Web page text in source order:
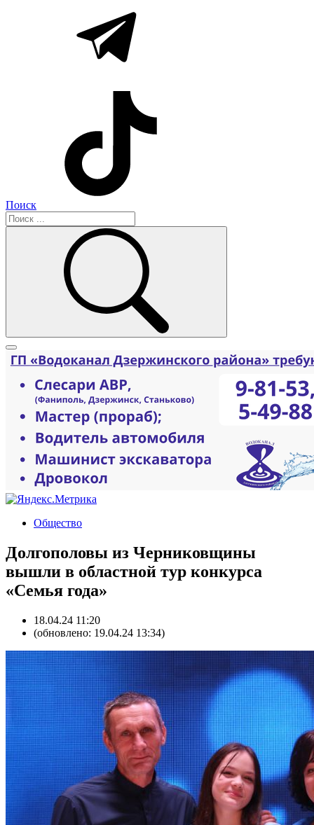
Поиск
Общество
Долгополовы из Черниковщины
вышли в областной тур конкурса
«Семья года»
18.04.24 11:20
(обновлено: 19.04.24 13:34)